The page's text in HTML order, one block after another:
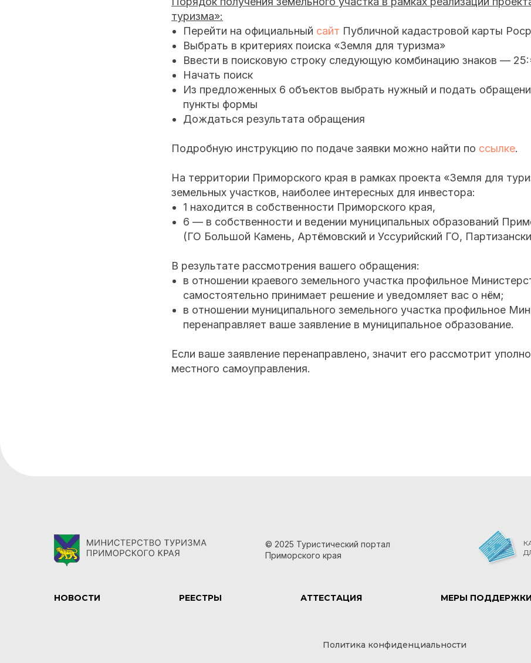
туризма»:
Перейти на официальный сайт Публичной кадастровой карты
Выбрать в критериях поиска «Земля для туризма»
Ввести в поисковую строку следующую комбинацию знаков —
Начать поиск
Из предложенных 6 объектов выбрать нужный и подать
пункты формы
Дождаться результата обращения
Подробную инструкцию по подаче заявки можно найти по ссылке.
На территории Приморского края в рамках проекта «Земля для
земельных участков, наиболее интересных для инвестора:
1 находится в собственности Приморского края,
6 — в собственности и ведении муниципальных образований
(ГО Большой Камень, Артёмовский и Уссурийский ГО,
В результате рассмотрения вашего обращения:
в отношении краевого земельного участка профильное
самостоятельно принимает решение и уведомляет вас о нём;
в отношении муниципального земельного участка профильное
перенаправляет ваше заявление в муниципальное образование.
Если ваше заявление перенаправлено, значит его рассмотрит
местного самоуправления.
© 2025 Туристический портал
Приморского края
НОВОСТИ РЕЕСТРЫ АТТЕСТАЦИЯ МЕРЫ ПОДДЕРЖКИ
Политика конфиденциальности